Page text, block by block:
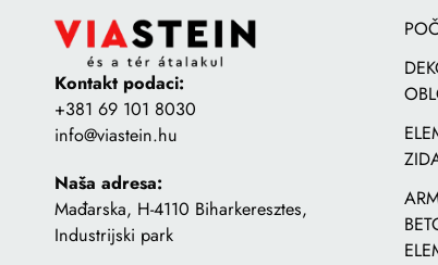
Kontakt podaci:
+381 69 101 8030
info@viastein.hu
Naša adresa:
Mađarska, H-4110 Biharkeresztes,
Industrijski park